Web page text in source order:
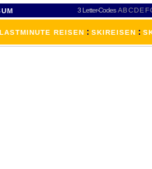
3 Letter-Codes ABCDEF
LASTMINUTE REISEN : SKIREISEN :